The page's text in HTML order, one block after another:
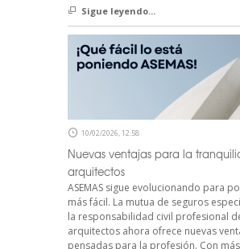
Sigue leyendo...
10/02/2026, 12:58
Nuevas ventajas para la
arquitectos
ASEMAS sigue evolucionando para
más fácil. La mutua de seguros
la responsabilidad civil profesional
arquitectos ahora ofrece nuevas
pensadas para la profesión. Con